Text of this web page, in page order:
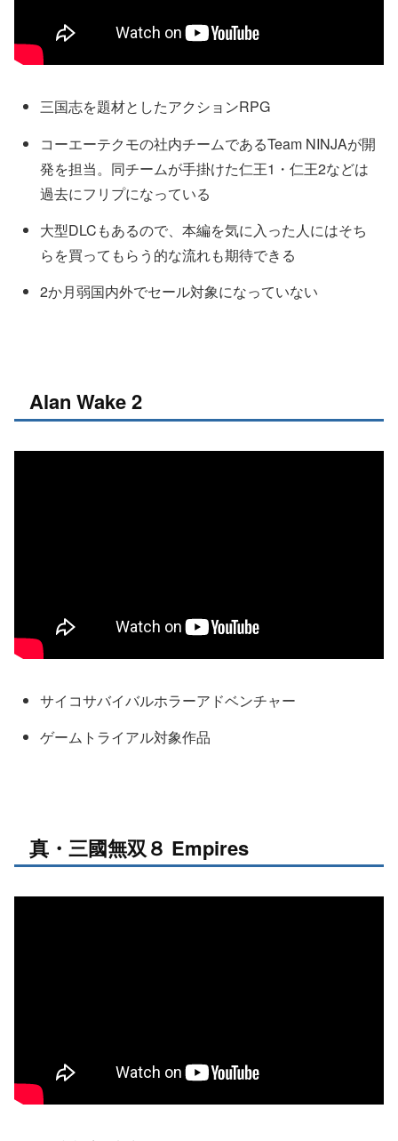
三国志を題材としたアクションRPG
コーエーテクモの社内チームであるTeam NINJAが開
発を担当。同チームが手掛けた仁王1・仁王2などは
過去にフリプになっている
大型DLCもあるので、本編を気に入った人にはそち
らを買ってもらう的な流れも期待できる
2か月弱国内外でセール対象になっていない
Alan Wake 2
サイコサバイバルホラーアドベンチャー
ゲームトライアル対象作品
真・三國無双８ Empires